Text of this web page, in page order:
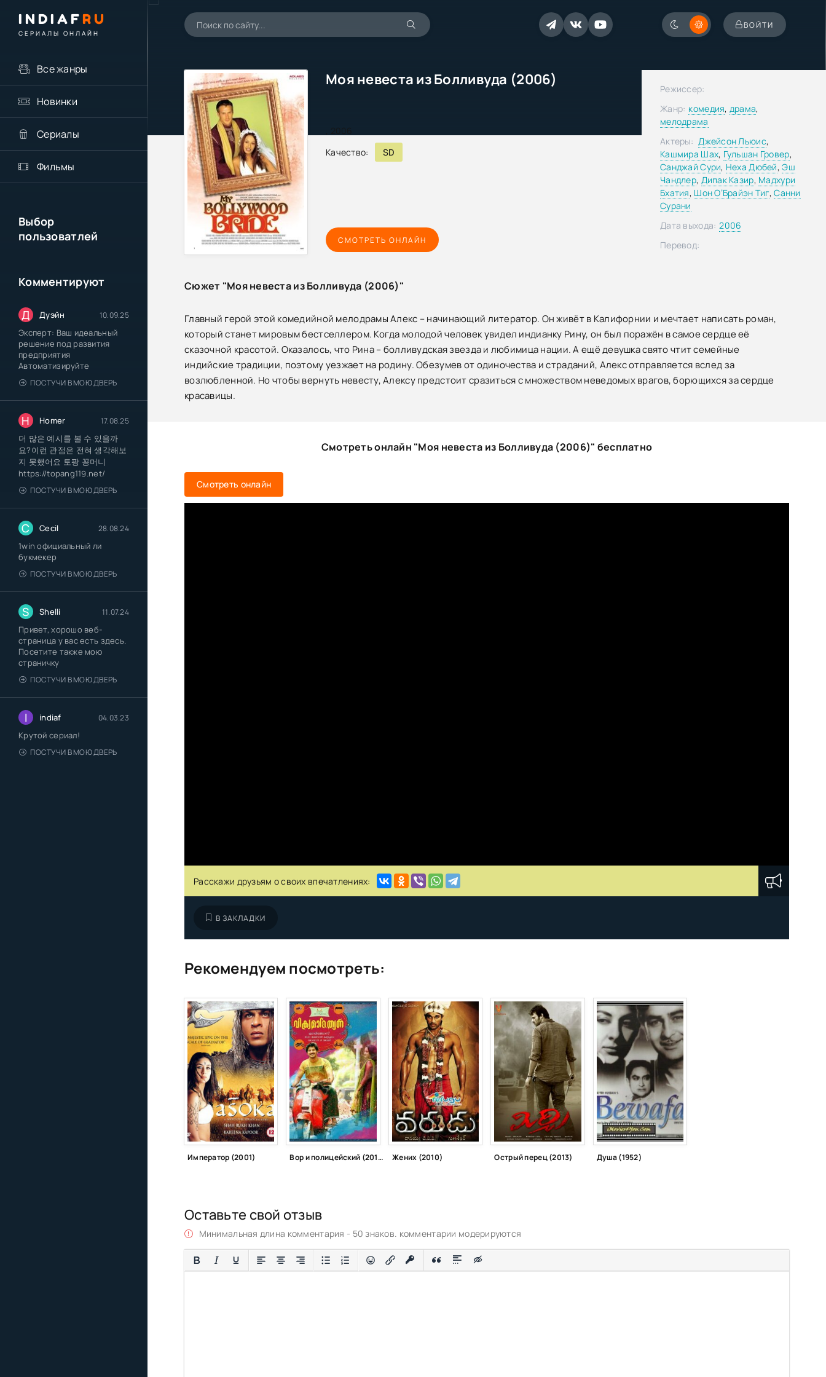
INDIAFRU
СЕРИАЛЫ ОНЛАЙН
ВОЙТИ
Все жанры
Новинки
Сериалы
Фильмы
Выбор
пользоватлей
Комментируют
Д Дуэйн 10.09.25
Эксперт: Ваш идеальный
решение под развития
предприятия
Автоматизируйте
ПОСТУЧИ В МОЮ ДВЕРЬ
H Homer 17.08.25
더 많은 예시를 볼 수 있을까
요?이런 관점은 전혀 생각해보
지 못했어요 토팡 꽁머니
https://topang119.net/
ПОСТУЧИ В МОЮ ДВЕРЬ
C Cecil 28.08.24
1win официальный ли
букмекер
ПОСТУЧИ В МОЮ ДВЕРЬ
S Shelli 11.07.24
Привет, хорошо веб-
страница у вас есть здесь.
Посетите также мою
страничку
ПОСТУЧИ В МОЮ ДВЕРЬ
I indiaf 04.03.23
Крутой сериал!
ПОСТУЧИ В МОЮ ДВЕРЬ
Моя невеста из Болливуда (2006)
2006
Качество:
SD
,
СМОТРЕТЬ ОНЛАЙН
Режиссер:
Жанр: комедия, драма,
мелодрама
Актеры: Джейсон Льюис,
Кашмира Шах, Гульшан Гровер,
Санджай Сури, Неха Дюбей,Эш
Чандлер, Дипак Казир, Мадхури
Бхатия, Шон О’Брайэн Тиг,Санни
Сурани
Дата выхода: 2006
Перевод:
Сюжет "Моя невеста из Болливуда (2006)"
Главный герой этой комедийной мелодрамы Алекс – начинающий литератор. Он живёт в Калифорнии и мечтает написать роман,
который станет мировым бестселлером. Когда молодой человек увидел индианку Рину, он был поражён в самое сердце её
сказочной красотой. Оказалось, что Рина – болливудская звезда и любимица нации. А ещё девушка свято чтит семейные
индийские традиции, поэтому уезжает на родину. Обезумев от одиночества и страданий, Алекс отправляется вслед за
возлюбленной. Но чтобы вернуть невесту, Алексу предстоит сразиться с множеством неведомых врагов, борющихся за сердце
красавицы.
Смотреть онлайн "Моя невеста из Болливуда (2006)" бесплатно
Смотреть онлайн
Расскажи друзьям о своих впечатлениях:
В ЗАКЛАДКИ
Рекомендуем посмотреть:
Император (2001) Вор и полицейский (2014) Жених (2010) Острый перец (2013) Душа (1952)
Оставьте свой отзыв
Минимальная длина комментария - 50 знаков. комментарии модерируются